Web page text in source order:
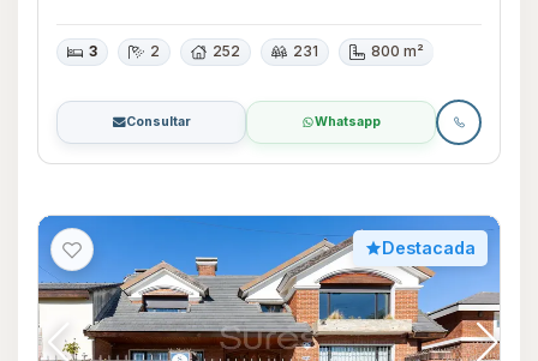
3 2 252 231 800 m²
Consultar Whatsapp
Destacada